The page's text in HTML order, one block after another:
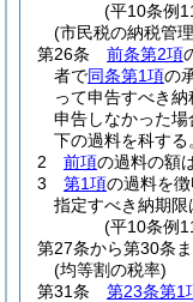
(平10条例
(市民税の納税管
第26条
前条第2項
者で同条第1項の
って申告すべき
申告しなかった
下の過料を科する
2
前項の過料の額
3
第1項の過料を
指定すべき納期限
(平10条例
第27条から第30条
(均等割の税率)
第31条
第23条第1